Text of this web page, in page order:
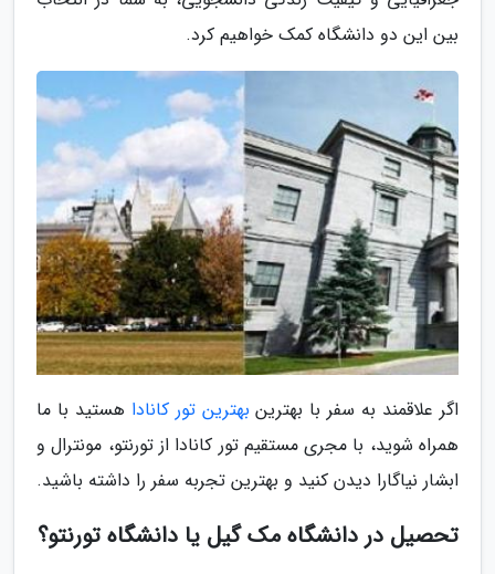
بین این دو دانشگاه کمک خواهیم کرد.
اگر علاقمند به سفر با بهترین بهترین تور کانادا هستید با ما
همراه شوید، با مجری مستقیم تور کانادا از تورنتو، مونترال و
ابشار نیاگارا دیدن کنید و بهترین تجربه سفر را داشته باشید.
تحصیل در دانشگاه مک گیل یا دانشگاه تورنتو؟